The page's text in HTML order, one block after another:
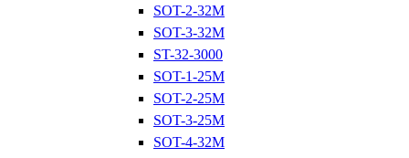
SOT-2-32М
SOT-3-32М
ST-32-3000
SOT-1-25М
SOT-2-25М
SOT-3-25М
SOT-4-32M